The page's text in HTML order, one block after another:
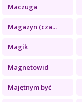
Maczuga
Magazyn (cza...
Magik
Magnetowid
Majętnym być